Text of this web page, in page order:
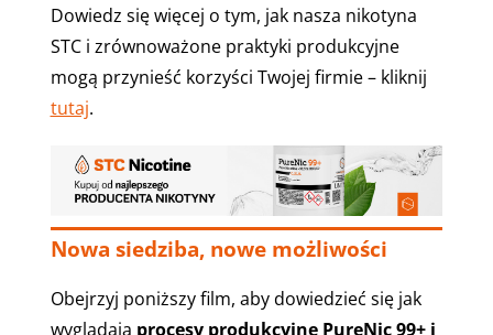
Dowiedz się więcej o tym, jak nasza nikotyna
STC i zrównoważone praktyki produkcyjne
mogą przynieść korzyści Twojej firmie – kliknij
tutaj.
Nowa siedziba, nowe możliwości
Obejrzyj poniższy film, aby dowiedzieć się jak
wyglądają procesy produkcyjne PureNic 99+ i